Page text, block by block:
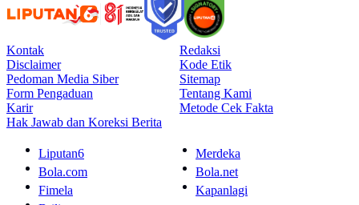
Kontak
Redaksi
Disclaimer
Kode Etik
Pedoman Media Siber
Sitemap
Form Pengaduan
Tentang Kami
Karir
Metode Cek Fakta
Hak Jawab dan Koreksi Berita
Liputan6
Merdeka
Bola.com
Bola.net
Fimela
Kapanlagi